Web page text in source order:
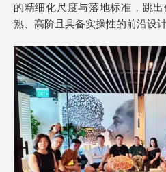
的精细化尺度与落地标准，跳
熟、高阶且具备实操性的前沿设